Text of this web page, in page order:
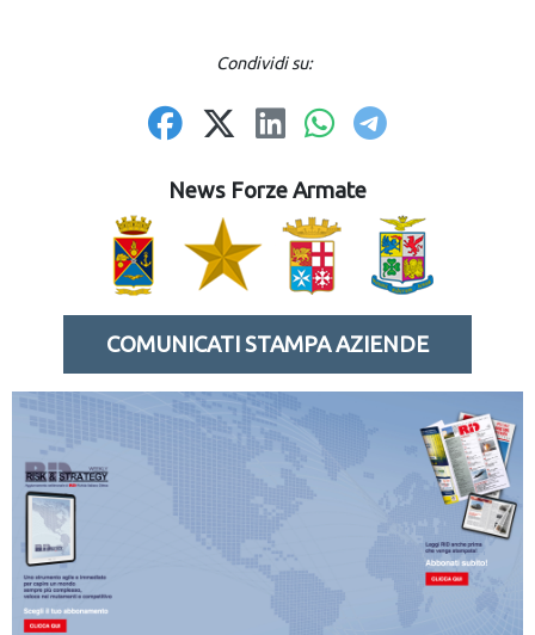
Condividi su:
News Forze Armate
COMUNICATI STAMPA AZIENDE